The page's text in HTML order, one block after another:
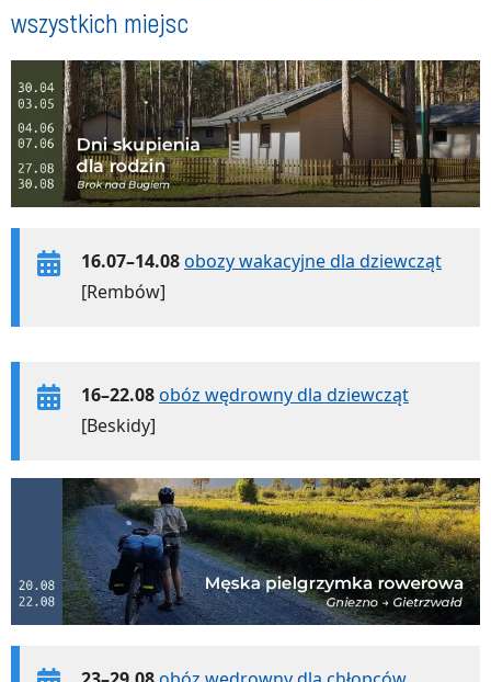
wszystkich miejsc
16.07–14.08obozy wakacyjne dla dziewcząt
[Rembów]
16–22.08obóz wędrowny dla dziewcząt
[Beskidy]